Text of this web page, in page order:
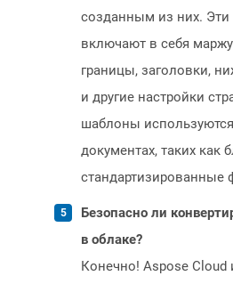
созданным из них. Эти
включают в себя
границы, заголовки,
и другие настройки
шаблоны
документах, таких как
стандартизированные
Безопасно ли
в облаке?
Конечно! Aspose Cloud